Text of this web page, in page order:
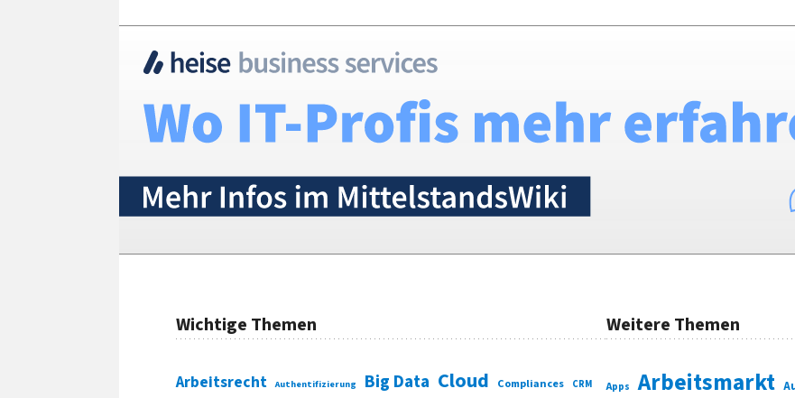
Wichtige Themen
Arbeitsrecht Authentifizierung Big Data Cloud Compliances CRM
Weitere Themen
Apps Arbeitsmarkt